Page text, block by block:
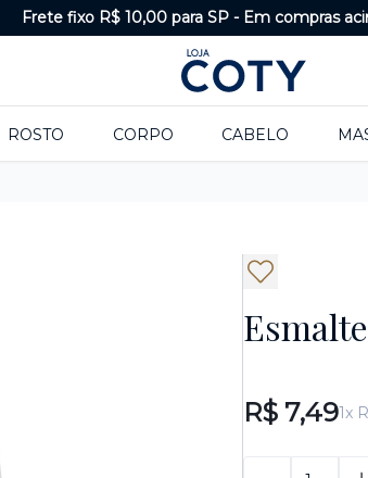
Frete fixo R$ 10,00 para SP - Em compras
ROSTO CORPO CABELO
R$ 7,491x